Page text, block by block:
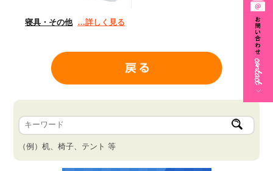
寝具・その他 …詳しく見る
（例）机、椅子、テント 等